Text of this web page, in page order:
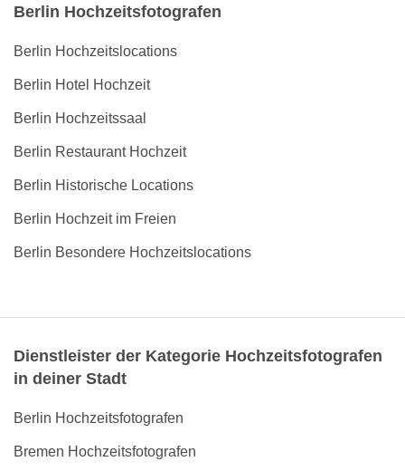
Berlin Hochzeitsfotografen
Berlin Hochzeitslocations
Berlin Hotel Hochzeit
Berlin Hochzeitssaal
Berlin Restaurant Hochzeit
Berlin Historische Locations
Berlin Hochzeit im Freien
Berlin Besondere Hochzeitslocations
Dienstleister der Kategorie Hochzeitsfotografen
in deiner Stadt
Berlin Hochzeitsfotografen
Bremen Hochzeitsfotografen